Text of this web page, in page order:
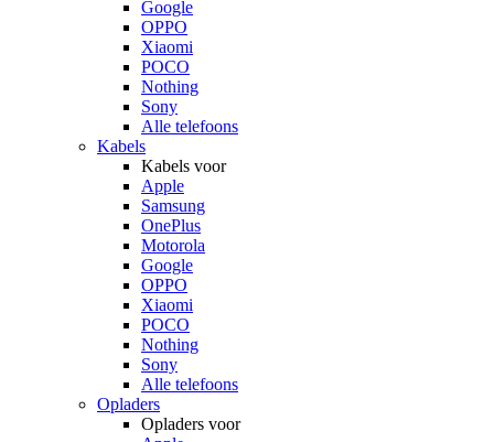
Google
OPPO
Xiaomi
POCO
Nothing
Sony
Alle telefoons
Kabels
Kabels voor
Apple
Samsung
OnePlus
Motorola
Google
OPPO
Xiaomi
POCO
Nothing
Sony
Alle telefoons
Opladers
Opladers voor